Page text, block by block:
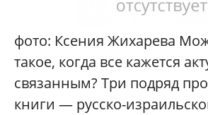
фото: Ксения Жихарева
такое, когда все кажется
связанным? Три подряд
книги — русско-